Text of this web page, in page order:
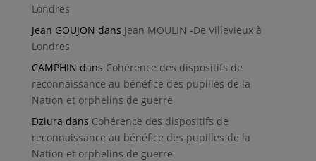
Londres
Jean GOUJON dans Jean MOULIN -De Villevieux à
Londres
CAMPHIN dans Cohérence des dispositifs de
reconnaissance au bénéfice des pupilles de la
Nation et orphelins de guerre
Dziura dans Cohérence des dispositifs de
reconnaissance au bénéfice des pupilles de la
Nation et orphelins de guerre